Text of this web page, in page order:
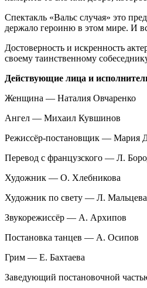
Спектакль «Вальс случая» это
держало героиню в этом мире. И
Достоверность и искренность
своему таинственному
Действующие лица и
Женщина — Наталия Овчаренко
Ангел — Михаил Кувшинов
Режиссёр-постановщик — Мария
Перевод с французского — Л.
Художник — О. Хлебникова
Художник по свету — Л. Мальцева
Звукорежиссёр — А. Архипов
Постановка танцев — А. Осипов
Грим — Е. Бахтаева
Заведующий постановочной